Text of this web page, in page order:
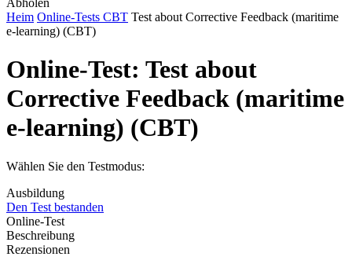
Abholen
Heim Online-Tests CBT Test about Corrective Feedback (maritime
e-learning) (CBT)
Online-Test: Test about
Corrective Feedback (maritime
e-learning) (CBT)
Wählen Sie den Testmodus:
Ausbildung
Den Test bestanden
Online-Test
Beschreibung
Rezensionen